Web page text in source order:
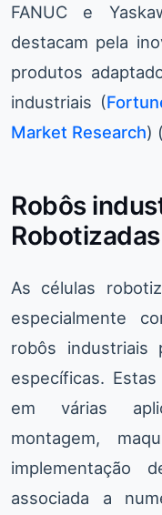
FANUC e
destacam pela
produtos
industriais​ (
Market Research)​​ (
Robôs
Robotizadas
As células
especialmente
robôs industriais
específicas.
em várias
montagem,
implementação
associada a